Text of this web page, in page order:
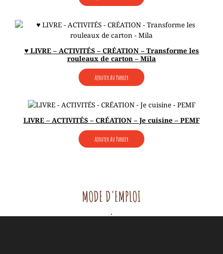
♥ LIVRE – ACTIVITÉS – CRÉATION – Transforme les
rouleaux de carton – Mila
Ajouter Au Panier
LIVRE – ACTIVITÉS – CRÉATION – Je cuisine – PEMF
Ajouter Au Panier
MODE D'EMPLOI
.